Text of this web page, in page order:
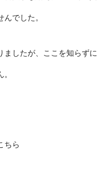
でした。
ましたが、ここを知らずに
ちら